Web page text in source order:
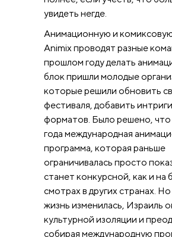
увидеть негде.
Анимационную и
Animix проводят разные
прошлом году делать
блок пришли молодые
которые решили обновить
фестиваля, добавить
форматов. Было решено, что
года международная
программа, которая раньше
ограничивалась просто
станет конкурсной, как и на
смотрах в других странах.
жизнь изменилась, Израиль
культурной изоляции и
собирая международную